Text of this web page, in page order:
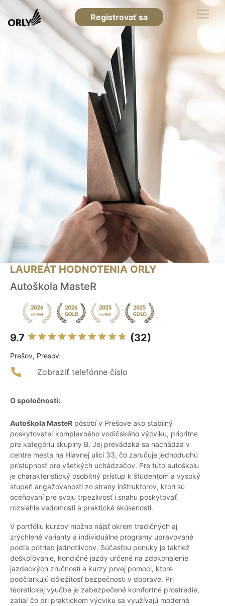
Registrovať sa
LAUREÁT HODNOTENIA ORLY
Autoškola MasteR
9.7 (32)
Prešov, Presov
Zobraziť telefónne číslo
O spoločnosti:
Autoškola MasteR pôsobí v Prešove ako stabilný
poskytovateľ komplexného vodičského výcviku, prioritne
pre kategóriu skupiny B. Jej prevádzka sa nachádza v
centre mesta na Hlavnej ulici 33, čo zaručuje jednoduchú
prístupnosť pre všetkých uchádzačov. Pre túto autoškolu
je charakteristický osobitný prístup k študentom a vysoký
stupeň angažovanosti zo strany inštruktorov, ktorí sú
oceňovaní pre svoju trpezlivosť i snahu poskytovať
rozsiahle vedomosti a praktické skúsenosti.
V portfóliu kurzov možno nájsť okrem tradičných aj
zrýchlené varianty a individuálne programy upravované
podľa potrieb jednotlivcov. Súčasťou ponuky je taktiež
doškoľovanie, kondičné jazdy určené na zdokonalenie
jazdeckých zručností a kurzy prvej pomoci, ktoré
podčiarkujú dôležitosť bezpečnosti v doprave. Pri
teoretickej výučbe je zabezpečené komfortné prostredie,
zatiaľ čo pri praktickom výcviku sa využívajú moderné